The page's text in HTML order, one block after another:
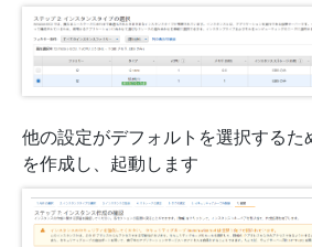
他の設定がデフォルトを選択するた
を作成し、起動します